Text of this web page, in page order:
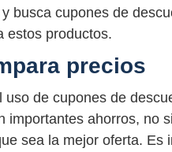
busca cupones de
estos productos.
precios
uso de cupones de
importantes ahorros, no
sea la mejor oferta. Es